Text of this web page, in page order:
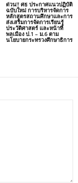
ด่วน!! ศธ ประกาศแนวปฏิบัติ
ฉบับใหม่ การบริหารจัดการ
หลักสูตรสถานศึกษาและการ
ส่งเสริมการจัดการเรียนรู้
ประวัติศาสตร์ และหน้าที่
พลเมือง ป.1 – ม.6 ตาม
นโยบายกระทรวงศึกษาธิการ